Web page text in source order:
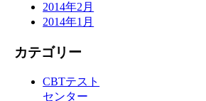
2014年2月
2014年1月
カテゴリー
CBTテスト
センター